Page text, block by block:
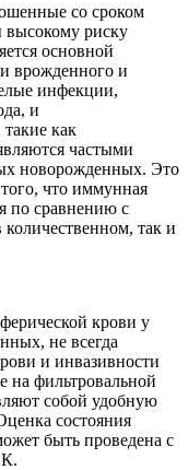
со сроком
высокому риску
основной
врожденного и
инфекции,
и
как
частыми
новорожденных. Это
что иммунная
по сравнению с
так и
крови у
не всегда
и инвазивности
на фильтровальной
собой удобную
состояния
быть проведена с